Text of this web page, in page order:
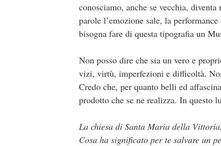
conosciamo, anche se vecchia, diventa
parole l’emozione sale, la
bisogna fare di questa tipografia un
Non posso dire che sia un vero e
vizi, virtù, imperfezioni e difficoltà.
Credo che, per quanto belli ed
prodotto che se ne realizza. In questo
La chiesa di Santa Maria della
Cosa ha significato per te salvare un